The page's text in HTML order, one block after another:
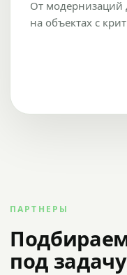
От модернизаций
на объектах с
ПАРТНЕРЫ
под